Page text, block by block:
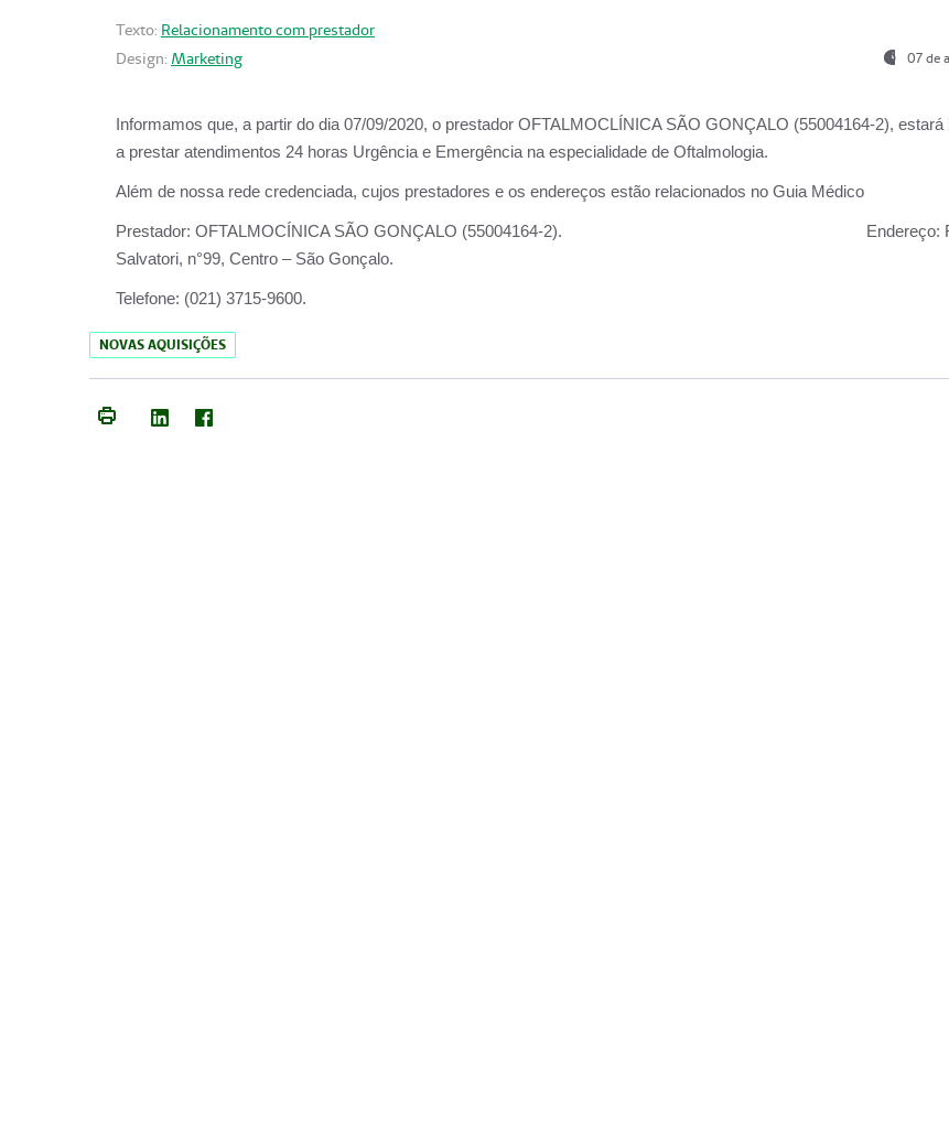
Texto: Relacionamento com prestador
Design: Marketing 07 de
Informamos que, a partir do dia 07/09/2020, o prestador OFTALMOCLÍNICA SÃO GONÇALO (55004164-2), estará
a prestar atendimentos 24 horas Urgência e Emergência na especialidade de Oftalmologia.
Além de nossa rede credenciada, cujos prestadores e os endereços estão relacionados no Guia Médico
Prestador: OFTALMOCÍNICA SÃO GONÇALO (55004164-2). Endereço:
Salvatori, n°99, Centro – São Gonçalo.
Telefone: (021) 3715-9600.
NOVAS AQUISIÇÕES